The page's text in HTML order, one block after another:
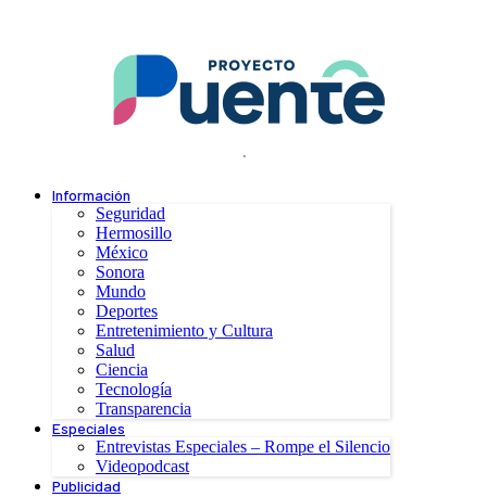
.
Información
Seguridad
Hermosillo
México
Sonora
Mundo
Deportes
Entretenimiento y Cultura
Salud
Ciencia
Tecnología
Transparencia
Especiales
Entrevistas Especiales – Rompe el Silencio
Videopodcast
Publicidad